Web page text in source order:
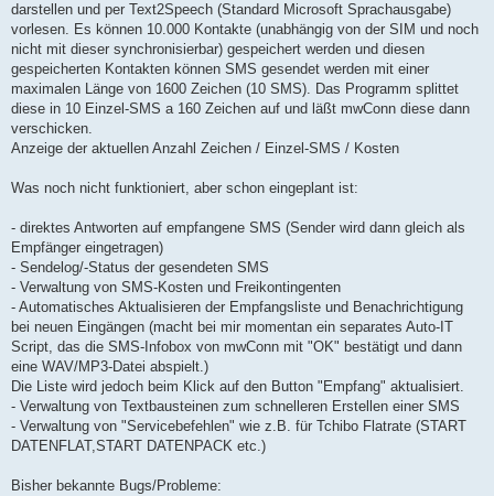
darstellen und per Text2Speech (Standard Microsoft Sprachausgabe)
vorlesen. Es können 10.000 Kontakte (unabhängig von der SIM und noch
nicht mit dieser synchronisierbar) gespeichert werden und diesen
gespeicherten Kontakten können SMS gesendet werden mit einer
maximalen Länge von 1600 Zeichen (10 SMS). Das Programm splittet
diese in 10 Einzel-SMS a 160 Zeichen auf und läßt mwConn diese dann
verschicken.
Anzeige der aktuellen Anzahl Zeichen / Einzel-SMS / Kosten
Was noch nicht funktioniert, aber schon eingeplant ist:
- direktes Antworten auf empfangene SMS (Sender wird dann gleich als
Empfänger eingetragen)
- Sendelog/-Status der gesendeten SMS
- Verwaltung von SMS-Kosten und Freikontingenten
- Automatisches Aktualisieren der Empfangsliste und Benachrichtigung
bei neuen Eingängen (macht bei mir momentan ein separates Auto-IT
Script, das die SMS-Infobox von mwConn mit "OK" bestätigt und dann
eine WAV/MP3-Datei abspielt.)
Die Liste wird jedoch beim Klick auf den Button "Empfang" aktualisiert.
- Verwaltung von Textbausteinen zum schnelleren Erstellen einer SMS
- Verwaltung von "Servicebefehlen" wie z.B. für Tchibo Flatrate (START
DATENFLAT,START DATENPACK etc.)
Bisher bekannte Bugs/Probleme: